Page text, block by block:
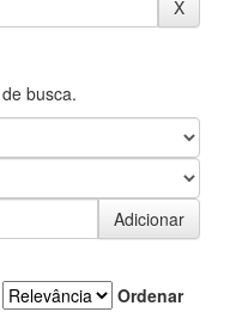
busca.
Ordenar